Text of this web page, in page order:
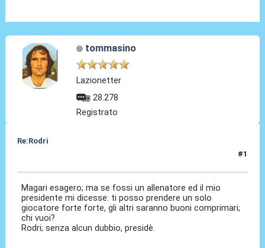
tommasino
Lazionetter
28.278
Registrato
Re:Rodri
#1
Magari esagero; ma se fossi un allenatore ed il mio
presidente mi dicesse: ti posso prendere un solo
giocatore forte forte, gli altri saranno buoni comprimari;
chi vuoi?
Rodri; senza alcun dubbio, presidè.